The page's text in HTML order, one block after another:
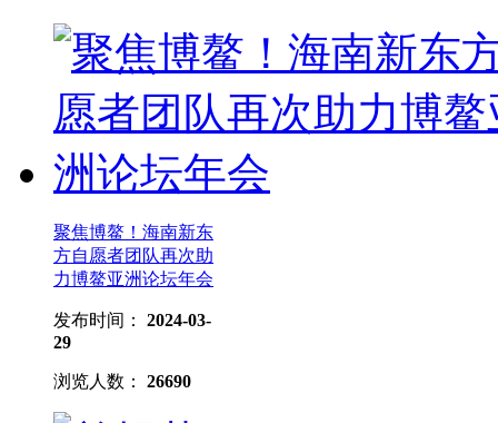
聚焦博鳌！海南新东
方自愿者团队再次助
力博鳌亚洲论坛年会
发布时间： 2024-03-
29
浏览人数： 26690